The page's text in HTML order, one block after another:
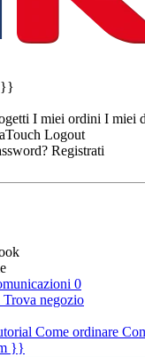
}}
I miei ordini I miei
Logout
Registrati
0
Trova negozio
Come ordinare
}}